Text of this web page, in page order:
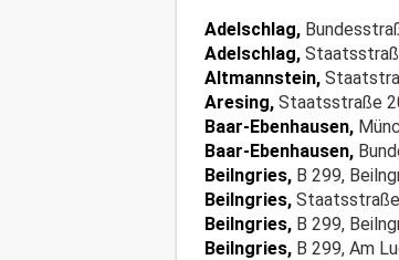
Adelschlag,
Adelschlag,
Altmannstein,
Aresing, Staatsstraße
Baar-Ebenhausen,
Baar-Ebenhausen,
Beilngries, B 299,
Beilngries,
Beilngries, B 299,
Beilngries, B 299, Am